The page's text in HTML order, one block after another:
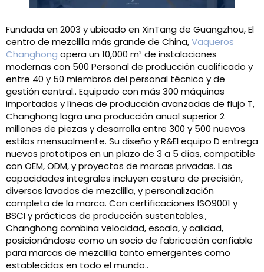
Fundada en 2003 y ubicado en XinTang de Guangzhou, El
centro de mezclilla más grande de China,Vaqueros
Changhong opera un 10,000 m² de instalaciones
modernas con 500 Personal de producción cualificado y
entre 40 y 50 miembros del personal técnico y de
gestión central.. Equipado con más 300 máquinas
importadas y líneas de producción avanzadas de flujo T,
Changhong logra una producción anual superior 2
millones de piezas y desarrolla entre 300 y 500 nuevos
estilos mensualmente. Su diseño y R&El equipo D entrega
nuevos prototipos en un plazo de 3 a 5 días, compatible
con OEM, ODM, y proyectos de marcas privadas. Las
capacidades integrales incluyen costura de precisión,
diversos lavados de mezclilla, y personalización
completa de la marca. Con certificaciones ISO9001 y
BSCI y prácticas de producción sustentables.,
Changhong combina velocidad, escala, y calidad,
posicionándose como un socio de fabricación confiable
para marcas de mezclilla tanto emergentes como
establecidas en todo el mundo..